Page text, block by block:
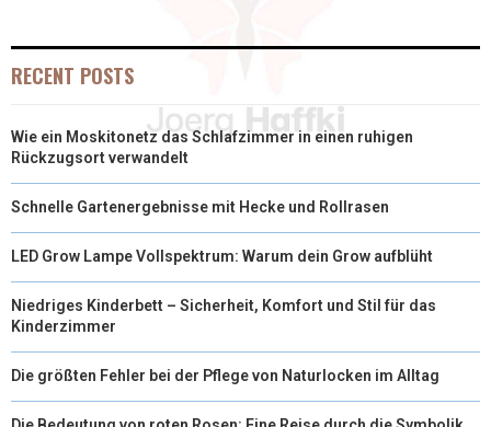
)
RECENT POSTS
Wie ein Moskitonetz das Schlafzimmer in einen ruhigen
Rückzugsort verwandelt
Schnelle Gartenergebnisse mit Hecke und Rollrasen
LED Grow Lampe Vollspektrum: Warum dein Grow aufblüht
Niedriges Kinderbett – Sicherheit, Komfort und Stil für das
Kinderzimmer
Die größten Fehler bei der Pflege von Naturlocken im Alltag